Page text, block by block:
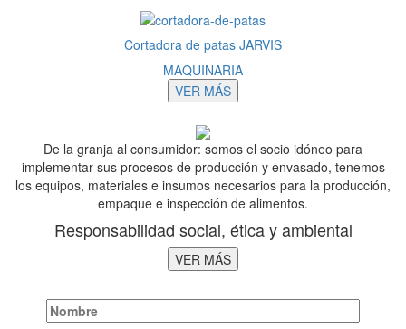
Cortadora de patas JARVIS
MAQUINARIA
VER MÁS
De la granja al consumidor: somos el socio idóneo para
implementar sus procesos de producción y envasado, tenemos
los equipos, materiales e insumos necesarios para la producción,
empaque e inspección de alimentos.
Responsabilidad social, ética y ambiental
VER MÁS